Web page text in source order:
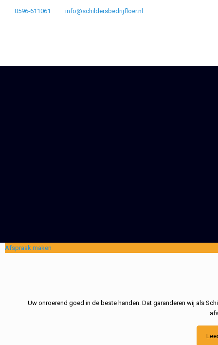
0596-611061 info@schildersbedrijfloer.nl
Afspraak maken
Uw onroerend goed in de beste handen. Dat garanderen wij als